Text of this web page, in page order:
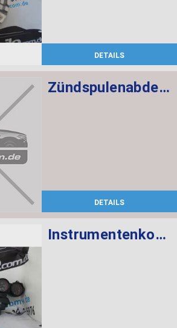
DETAILS
Zündspulenabdeckung
DETAILS
Instrumentenkombination KMH Chrono Paket